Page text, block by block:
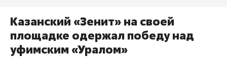
Казанский «Зенит» на своей
площадке одержал победу над
уфимским «Уралом»